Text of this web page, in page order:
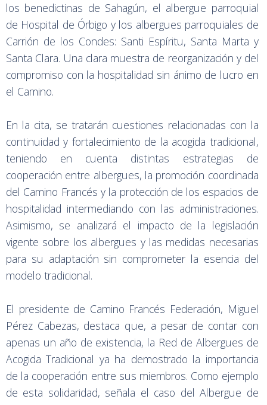
los benedictinas de Sahagún, el albergue parroquial
de Hospital de Órbigo y los albergues parroquiales de
Carrión de los Condes: Santi Espíritu, Santa Marta y
Santa Clara. Una clara muestra de reorganización y del
compromiso con la hospitalidad sin ánimo de lucro en
el Camino.
En la cita, se tratarán cuestiones relacionadas con la
continuidad y fortalecimiento de la acogida tradicional,
teniendo en cuenta distintas estrategias de
cooperación entre albergues, la promoción coordinada
del Camino Francés y la protección de los espacios de
hospitalidad intermediando con las administraciones.
Asimismo, se analizará el impacto de la legislación
vigente sobre los albergues y las medidas necesarias
para su adaptación sin comprometer la esencia del
modelo tradicional.
El presidente de Camino Francés Federación, Miguel
Pérez Cabezas, destaca que, a pesar de contar con
apenas un año de existencia, la Red de Albergues de
Acogida Tradicional ya ha demostrado la importancia
de la cooperación entre sus miembros. Como ejemplo
de esta solidaridad, señala el caso del Albergue de